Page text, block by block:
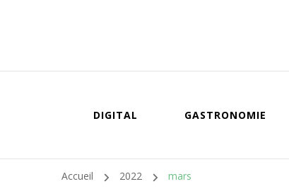
DIGITAL GASTRONOMIE
Accueil 2022 mars